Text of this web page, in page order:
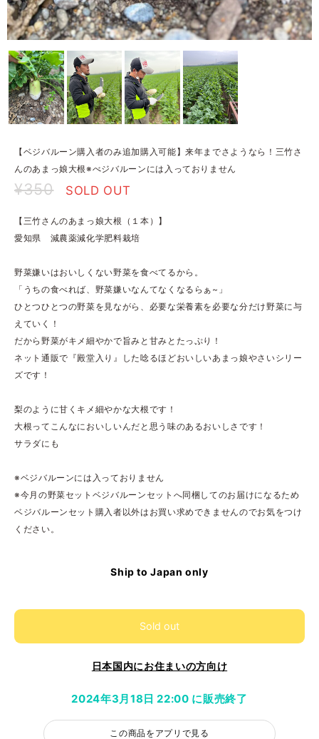
【ベジバルーン購入者のみ追加購入可能】来年までさようなら！三竹さ
んのあまっ娘大根※べジバルーンには入っておりません
¥350 SOLD OUT
【三竹さんのあまっ娘大根（１本）】
愛知県 減農薬減化学肥料栽培
野菜嫌いはおいしくない野菜を食べてるから。
「うちの食べれば、野菜嫌いなんてなくなるらぁ~」
ひとつひとつの野菜を見ながら、必要な栄養素を必要な分だけ野菜に与
えていく！
だから野菜がキメ細やかで旨みと甘みとたっぷり！
ネット通販で『殿堂入り』した唸るほどおいしいあまっ娘やさいシリー
ズです！
梨のように甘くキメ細やかな大根です！
大根ってこんなにおいしいんだと思う味のあるおいしさです！
サラダにも
※ベジバルーンには入っておりません
※今月の野菜セットベジバルーンセットへ同梱してのお届けになるため
ベジバルーンセット購入者以外はお買い求めできませんのでお気をつけ
ください。
Ship to Japan only
Sold out
日本国内にお住まいの方向け
2024年3月18日 22:00 に販売終了
この商品をアプリで見る